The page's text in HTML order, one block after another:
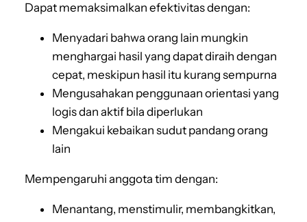
Dapat memaksimalkan efektivitas dengan:
Menyadari bahwa orang lain mungkin
menghargai hasil yang dapat diraih dengan
cepat, meskipun hasil itu kurang sempurna
Mengusahakan penggunaan orientasi yang
logis dan aktif bila diperlukan
Mengakui kebaikan sudut pandang orang
lain
Mempengaruhi anggota tim dengan:
Menantang, menstimulir, membangkitkan,